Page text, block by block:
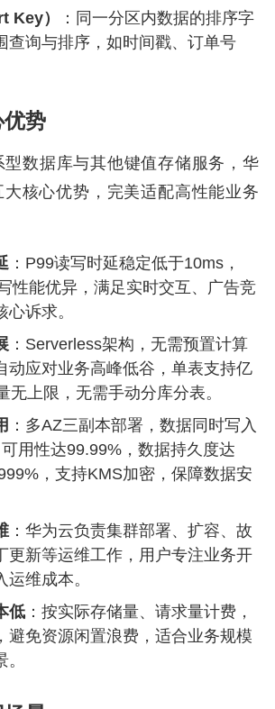
Key）
：同一分区内数据的排序字
查询与排序，如时间戳、订单号
优势
数据库与其他键值存储服务，华
大核心优势，完美适配高性能业务
：P99读写时延稳定低于10ms，
性能优异，满足实时交互、广告竞
诉求。
：Serverless架构，无需预置计算
动应对业务高峰低谷，单表支持亿
无上限，无需手动分库分表。
：多AZ三副本部署，数据同时写入
用性达99.99%，数据持久度达
，支持KMS加密，保障数据安
：华为云负责集群部署、扩容、故
更新等运维工作，用户专注业务开
维成本。
低 ：按实际存储量、请求量计费，
避免资源闲置浪费，适合业务规模